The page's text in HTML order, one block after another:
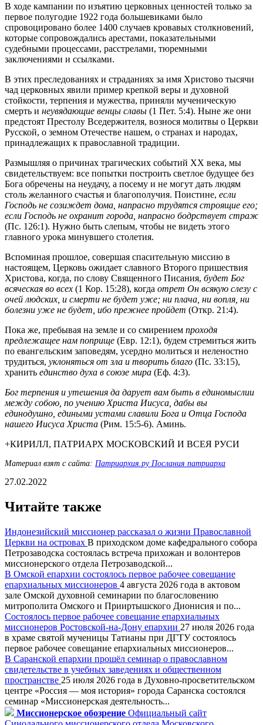
В ходе кампании по изъятию церковных ценностей только за
первое полугодие 1922 года большевиками было
спровоцировано более 1400 случаев кровавых столкновений,
которые сопровождались арестами, показательными
судебными процессами, расстрелами, тюремными
заключениями и ссылками.
В этих преследованиях и страданиях за имя Христово тысячи
чад церковных явили пример крепкой веры и духовной
стойкости, терпения и мужества, приняли мученическую
смерть и неувядающие венцы славы (1 Пет. 5:4). Ныне же они
предстоят Престолу Вседержителя, вознося молитвы о Церкви
Русской, о земном Отечестве нашем, о странах и народах,
принадлежащих к православной традиции.
Размышляя о причинах трагических событий XX века, мы
свидетельствуем: все попытки построить светлое будущее без
Бога обречены на неудачу, а посему и не могут дать людям
столь желанного счастья и благополучия. Поистине, если
Господь не созиждет дома, напрасно трудятся строящие его;
если Господь не охранит города, напрасно бодрствует страж
(Пс. 126:1). Нужно быть слепым, чтобы не видеть этого
главного урока минувшего столетия.
Вспоминая прошлое, совершая спасительную миссию в
настоящем, Церковь ожидает славного Второго пришествия
Христова, когда, по слову Священного Писания, будет Бог
всяческая во всех (1 Кор. 15:28), когда отрет Он всякую слезу с
очей людских, и смерти не будет уже; ни плача, ни вопля, ни
болезни уже не будет, ибо прежнее пройдет (Откр. 21:4).
Пока же, пребывая на земле и со смирением проходя
предлежащее нам поприще (Евр. 12:1), будем стремиться жить
по евангельским заповедям, усердно молиться и неленостно
трудиться, уклоняться от зла и творить благо (Пс. 33:15),
хранить единство духа в союзе мира (Еф. 4:3).
Бог терпения и утешения да дарует вам быть в единомыслии
между собою, по учению Христа Иисуса, дабы вы
единодушно, едиными устами славили Бога и Отца Господа
нашего Иисуса Христа (Рим. 15:5-6). Аминь.
+КИРИЛЛ, ПАТРИАРХ МОСКОВСКИЙ И ВСЕЯ РУСИ
Материал взят с сайта: Патриархия.ру Послания патриарха
27.02.2022
Читайте также
Индонезийский миссионер рассказал о жизни Православной
Церкви на островах В приходском доме кафедрального собора
Петрозаводска состоялась встреча прихожан и волонтеров
миссионерского отдела Петрозаводской...
В Омской епархии состоялось первое рабочее совещание
епархиальных миссионеров 4 августа 2026 года в актовом
зале Омской духовной семинарии по благословению
митрополита Омского и Прииртышского Дионисия и по...
Состоялось первое рабочее совещание епархиальных
миссионеров Ростовской-на-Дону епархии 27 июля 2026 года
в храме святой мученицы Татианы при ДГТУ состоялось
первое рабочее совещание епархиальных миссионеров...
В Саранской епархии прошёл семинар о православном
свидетельстве в учебных заведениях и общественном
пространстве 25 июля 2026 года в Духовно-просветительском
центре «Россия — моя история» города Саранска состоялся
семинар «Миссионерская деятельность...
Миссионерское обозрение Официальный сайт